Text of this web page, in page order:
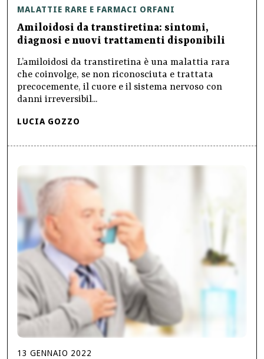
MALATTIE RARE E FARMACI ORFANI
Amiloidosi da transtiretina: sintomi,
diagnosi e nuovi trattamenti disponibili
L’amiloidosi da transtiretina è una malattia rara
che coinvolge, se non riconosciuta e trattata
precocemente, il cuore e il sistema nervoso con
danni irreversibil...
LUCIA GOZZO
13 GENNAIO 2022